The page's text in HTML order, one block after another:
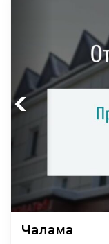
Previous
Чалама